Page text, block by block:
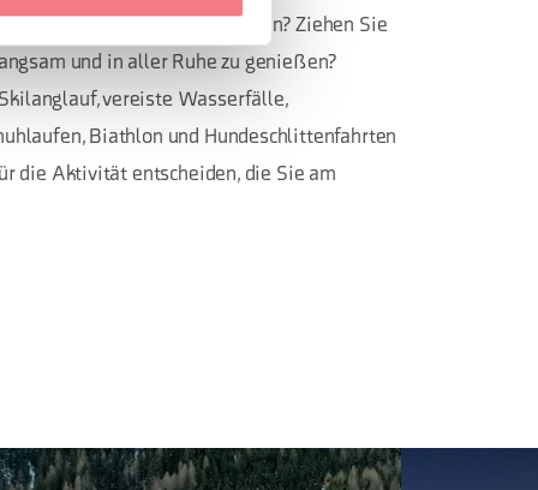
nach Aufregung und Adrenalin? Ziehen Sie
und in aller Ruhe zu genießen?
vereiste Wasserfälle,
Biathlon und Hundeschlittenfahrten
die Aktivität entscheiden, die Sie am